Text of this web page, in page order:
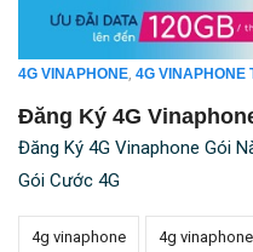
4G VINAPHONE 4G VINAPHONE
Đăng Ký 4G
Đăng Ký 4G Vinaphone Gói
Gói Cước 4G
4g vinaphone 4g